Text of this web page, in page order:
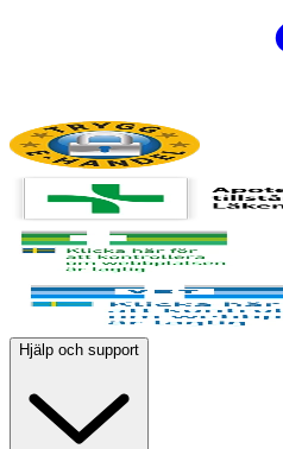
Hjälp och support